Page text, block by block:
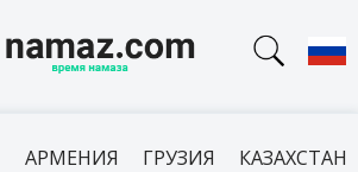
АРМЕНИЯ ГРУЗИЯ КАЗАХСТАН